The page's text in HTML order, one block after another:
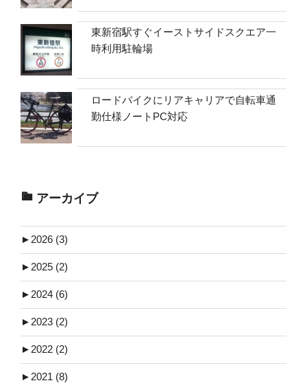
東新宿駅すぐイーストサイドスクエア一
時利用駐輪場
ロードバイクにリアキャリアで自転車通
勤仕様ノートPC対応
アーカイブ
► 2026 (3)
► 2025 (2)
► 2024 (6)
► 2023 (2)
► 2022 (2)
► 2021 (8)